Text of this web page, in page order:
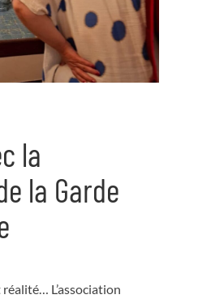
la
la Garde
L’association